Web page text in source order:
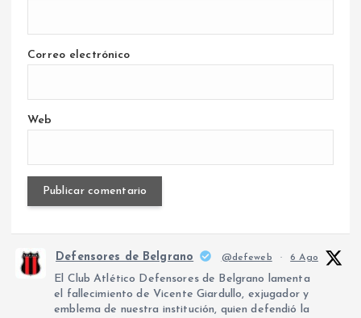
Correo electrónico
Web
Defensores de Belgrano @defeweb · 6 Ago
El Club Atlético Defensores de Belgrano lamenta
el fallecimiento de Vicente Giardullo, exjugador y
emblema de nuestra institución, quien defendió la